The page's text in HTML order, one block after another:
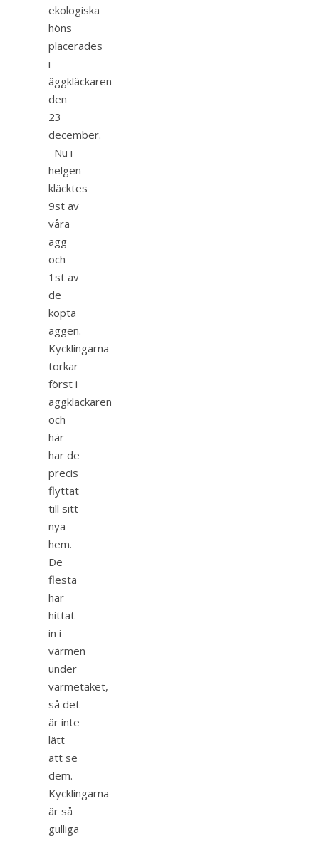
ekologiska
höns
placerades
i
äggkläckaren
den
23
december.
Nu i
helgen
kläcktes
9st av
våra
ägg
och
1st av
de
köpta
äggen.
Kycklingarna
torkar
först i
äggkläckaren
och
här
har de
precis
flyttat
till sitt
nya
hem.
De
flesta
har
hittat
in i
värmen
under
värmetaket,
så det
är inte
lätt
att se
dem.
Kycklingarna
är så
gulliga